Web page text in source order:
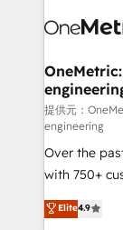
Iberia (Spain
growth. Our
that simplify
turn innovation
HubSpot
Award: Best
projects •
technology
English,
提供元：
engineering
Over the
with 750+
healthcare,
150+
Elite4.9